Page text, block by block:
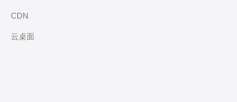
CDN
云桌面